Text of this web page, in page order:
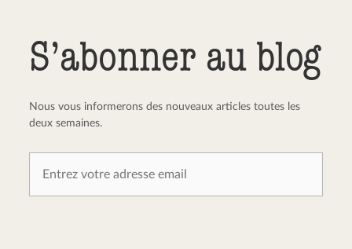
S’abonner au blog
Nous vous informerons des nouveaux articles toutes les
deux semaines.